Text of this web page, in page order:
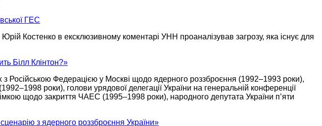
ГЕС
Юрій Костенко в ексклюзивному коментарі УНН проаналізував загрозу, яка існує для
Білл Клінтон?»
з Російською Федерацією у Москві щодо ядерного роззброєння (1992–1993 роки),
(1992–1998 роки), голови урядової делегації України на генеральній конференції
щодо закриття ЧАЕС (1995–1998 роки), народного депутата України п’яти
з ядерного роззброєння України»